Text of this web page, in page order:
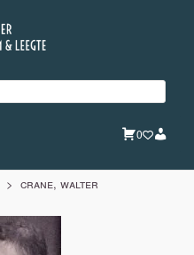
0
> Crane, Walter